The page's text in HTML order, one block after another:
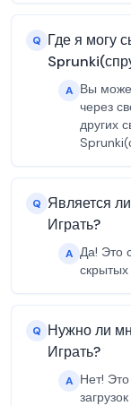
Q Где я могу
A Вы
через
других
Q Является
Играть?
A Да! Это
Q Нужно ли
Играть?
A Нет!